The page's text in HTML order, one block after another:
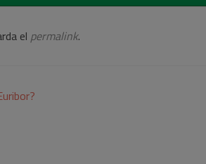
el permalink.